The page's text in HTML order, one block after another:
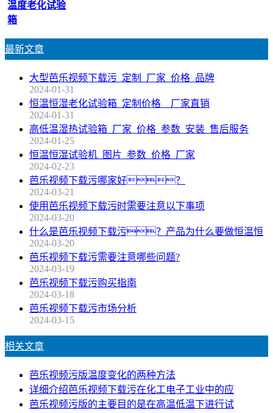
温度老化试验
箱
最新文章
大型芭乐视频下载污_定制_厂家_价格_品牌
2024-01-31
恒温恒湿老化试验箱_定制价格__厂家直销
2024-01-31
高低温湿热试验箱_厂家_价格_参数_安装_售后服务
2024-01-25
恒温恒湿试验机_图片_参数_价格_厂家
2024-02-23
芭乐视频下载污哪家好？
2024-03-21
使用芭乐视频下载污时需要注意以下事项
2024-03-20
什么是芭乐视频下载污？产品为什么要做恒温恒
2024-03-20
芭乐视频下载污需要注意哪些问题?
2024-03-19
芭乐视频下载污购买指南
2024-03-18
芭乐视频下载污市场分析
2024-03-15
相关文章
芭乐视频污版温度变化的两种方法
详细介绍芭乐视频下载污在化工电子工业中的应
芭乐视频污版的主要目的是在高温低温下进行试